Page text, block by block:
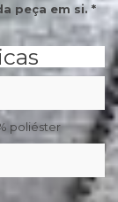
peça em si. *
poliéster